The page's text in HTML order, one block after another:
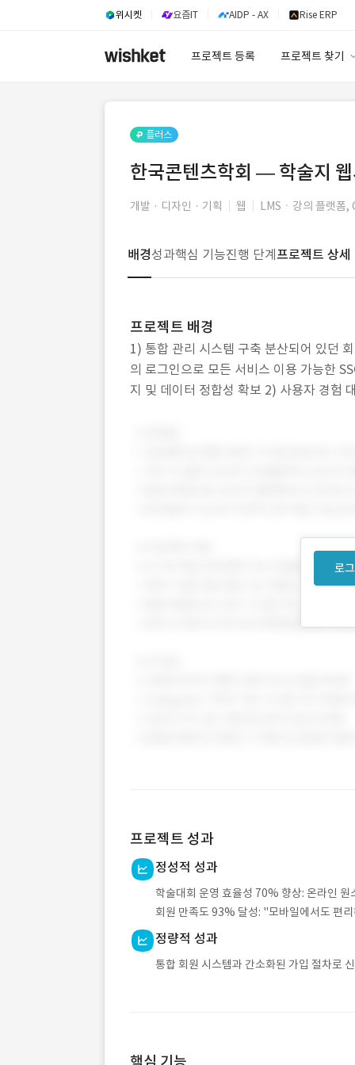
위시켓 요즘IT AIDP - AX Rise ERP
프로젝트 등록 프로젝트 찾기
플러스
한국콘텐츠학회 — 학술지
개발 · 디자인 · 기획 웹 LMSㆍ강의 플랫폼,
배경성과핵심 기능진행 단계 프로젝트 상세
프로젝트 배경
1) 통합 관리 시스템 구축 분산되어 있던
의 로그인으로 모든 서비스 이용 가능한
지 및 데이터 정합성 확보 2) 사용자 경험
로
프로젝트 성과
정성적 성과
학술대회 운영 효율성 70% 향상: 온라인
회원 만족도 93% 달성: "모바일에서도 편
정량적 성과
통합 회원 시스템과 간소화된 가입 절차로